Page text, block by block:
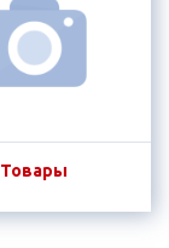
Товары